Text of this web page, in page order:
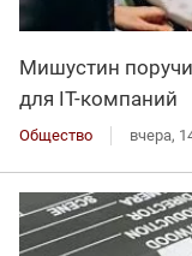
Мишустин
для IT-компаний
Общество вчера,